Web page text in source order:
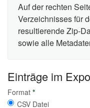
Auf der rechten
Verzeichnisses für
resultierende Zip-
sowie alle
Einträge im
Format *
CSV Datei